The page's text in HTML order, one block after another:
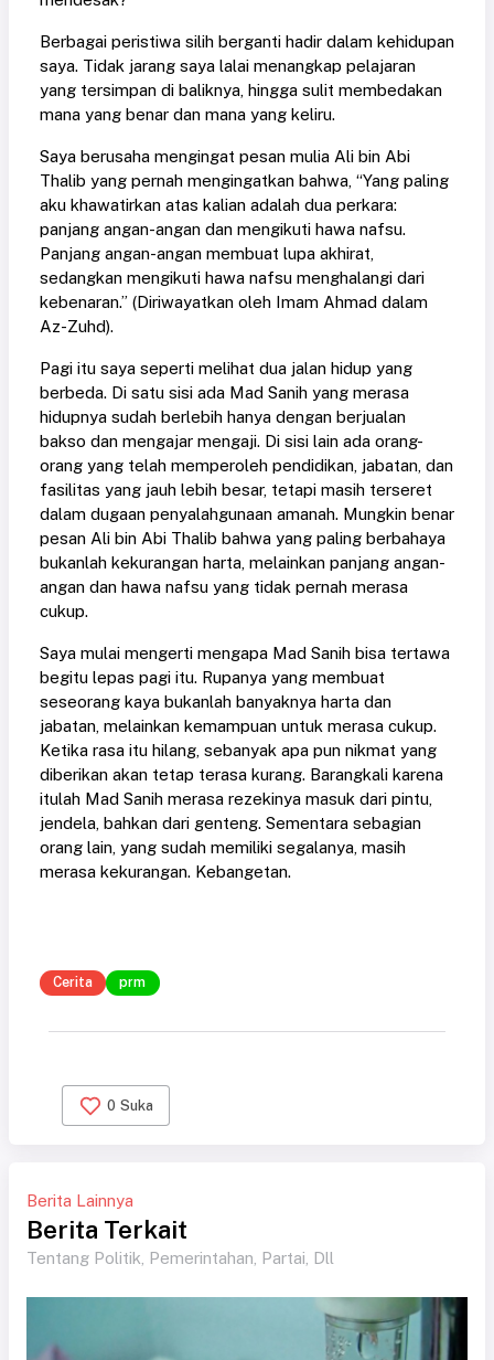
Berbagai peristiwa silih berganti hadir dalam kehidupan
saya. Tidak jarang saya lalai menangkap pelajaran
yang tersimpan di baliknya, hingga sulit membedakan
mana yang benar dan mana yang keliru.
Saya berusaha mengingat pesan mulia Ali bin Abi
Thalib yang pernah mengingatkan bahwa, “Yang paling
aku khawatirkan atas kalian adalah dua perkara:
panjang angan-angan dan mengikuti hawa nafsu.
Panjang angan-angan membuat lupa akhirat,
sedangkan mengikuti hawa nafsu menghalangi dari
kebenaran.” (Diriwayatkan oleh Imam Ahmad dalam
Az-Zuhd).
Pagi itu saya seperti melihat dua jalan hidup yang
berbeda. Di satu sisi ada Mad Sanih yang merasa
hidupnya sudah berlebih hanya dengan berjualan
bakso dan mengajar mengaji. Di sisi lain ada orang-
orang yang telah memperoleh pendidikan, jabatan, dan
fasilitas yang jauh lebih besar, tetapi masih terseret
dalam dugaan penyalahgunaan amanah. Mungkin benar
pesan Ali bin Abi Thalib bahwa yang paling berbahaya
bukanlah kekurangan harta, melainkan panjang angan-
angan dan hawa nafsu yang tidak pernah merasa
cukup.
Saya mulai mengerti mengapa Mad Sanih bisa tertawa
begitu lepas pagi itu. Rupanya yang membuat
seseorang kaya bukanlah banyaknya harta dan
jabatan, melainkan kemampuan untuk merasa cukup.
Ketika rasa itu hilang, sebanyak apa pun nikmat yang
diberikan akan tetap terasa kurang. Barangkali karena
itulah Mad Sanih merasa rezekinya masuk dari pintu,
jendela, bahkan dari genteng. Sementara sebagian
orang lain, yang sudah memiliki segalanya, masih
merasa kekurangan. Kebangetan.
Cerita prm
0 Suka
Berita Lainnya
Berita Terkait
Tentang Politik, Pemerintahan, Partai, Dll